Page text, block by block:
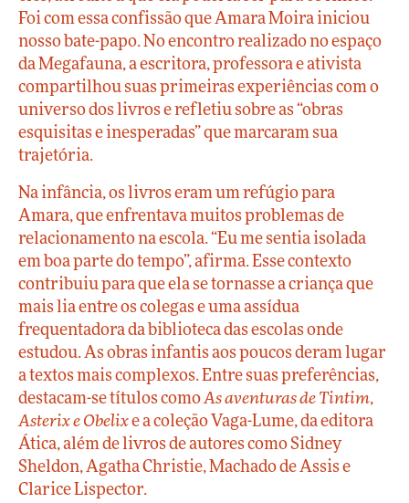
Foi com essa confissão que Amara Moira iniciou
nosso bate-papo. No encontro realizado no espaço
da Megafauna, a escritora, professora e ativista
compartilhou suas primeiras experiências com o
universo dos livros e refletiu sobre as “obras
esquisitas e inesperadas” que marcaram sua
trajetória.
Na infância, os livros eram um refúgio para
Amara, que enfrentava muitos problemas de
relacionamento na escola. “Eu me sentia isolada
em boa parte do tempo”, afirma. Esse contexto
contribuiu para que ela se tornasse a criança que
mais lia entre os colegas e uma assídua
frequentadora da biblioteca das escolas onde
estudou. As obras infantis aos poucos deram lugar
a textos mais complexos. Entre suas preferências,
destacam-se títulos comoAs aventuras de Tintim,
Asterix e Obelixe a coleção Vaga-Lume, da editora
Ática, além de livros de autores como Sidney
Sheldon, Agatha Christie, Machado de Assis e
Clarice Lispector.